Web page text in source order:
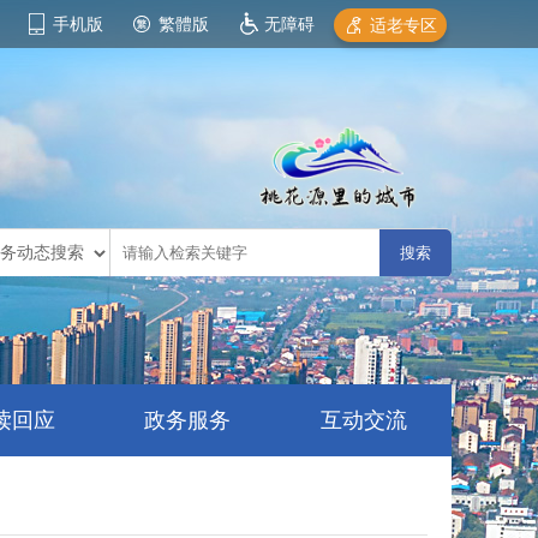
手机版 繁體版 无障碍 适老专区
回应 政务服务 互动交流